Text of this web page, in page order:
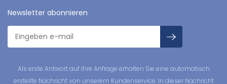
Newsletter abonnieren
Als erste Antwort auf Ihre Anfrage erhalten Sie eine automatisch
erstellte Nachricht von unserem Kundenservice. In dieser Nachricht